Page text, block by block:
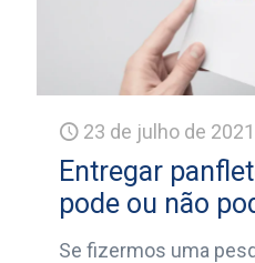
23 de julho de 2021
Entregar
pode ou não
Se fizermos uma